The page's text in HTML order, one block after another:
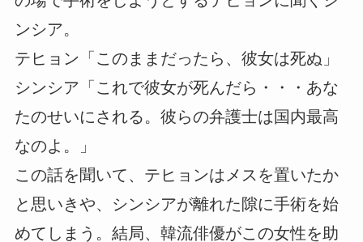
ンシア。
テヒョン「このままだったら、彼女は死ぬ」
シンシア「これで彼女が死んだら・・・あな
たのせいにされる。彼らの弁護士は国内最高
なのよ。」
この話を聞いて、テヒョンはメスを置いたか
と思いきや、シンシアが離れた隙に手術を始
めてしまう。結局、韓流俳優がこの女性を助